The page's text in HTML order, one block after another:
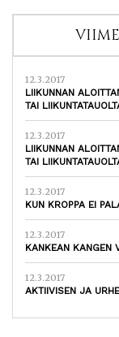
12.3.2017
LIIKUNNAN
TAI
12.3.2017
LIIKUNNAN
TAI
12.3.2017
KUN KROPPA EI
12.3.2017
KANKEAN KANGEN
12.3.2017
AKTIIVISEN JA